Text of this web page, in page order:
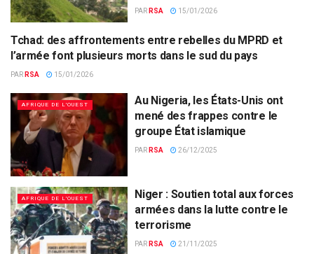
PAR RSA 15/01/2026
AFRIQUE CENTRALE
Tchad: des affrontements entre rebelles du MPRD et
l’armée font plusieurs morts dans le sud du pays
PAR RSA 15/01/2026
AFRIQUE DE L'OUEST
Au Nigeria, les États-Unis ont
mené des frappes contre le
groupe État islamique
PAR RSA 26/12/2025
AFRIQUE DE L'OUEST
Niger : Soutien total aux forces
armées dans la lutte contre le
terrorisme
PAR RSA 21/11/2025